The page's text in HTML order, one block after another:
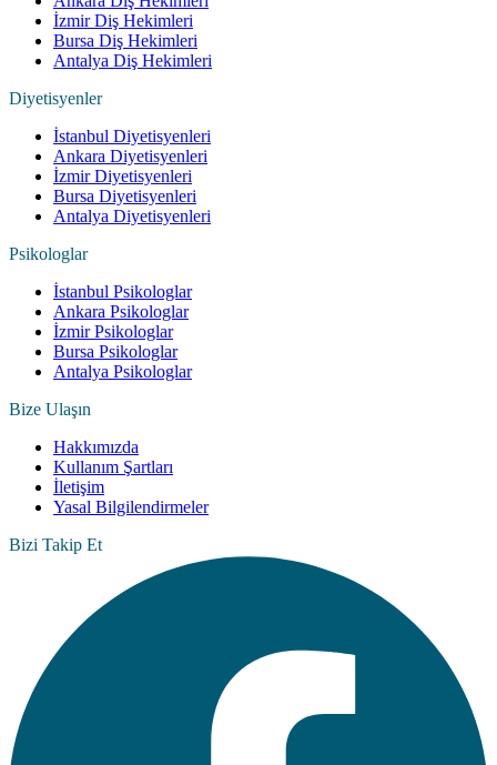
İzmir Diş Hekimleri
Bursa Diş Hekimleri
Antalya Diş Hekimleri
Diyetisyenler
İstanbul Diyetisyenleri
Ankara Diyetisyenleri
İzmir Diyetisyenleri
Bursa Diyetisyenleri
Antalya Diyetisyenleri
Psikologlar
İstanbul Psikologlar
Ankara Psikologlar
İzmir Psikologlar
Bursa Psikologlar
Antalya Psikologlar
Bize Ulaşın
Hakkımızda
Kullanım Şartları
İletişim
Yasal Bilgilendirmeler
Bizi Takip Et